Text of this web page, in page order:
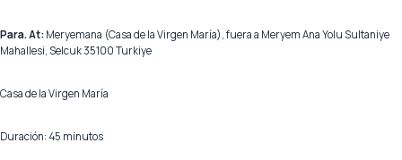
Para. At: Meryemana (Casa de la Virgen María), fuera a Meryem Ana Yolu Sultaniye
Mahallesi, Selcuk 35100 Turkiye
Casa de la Virgen María
Duración: 45 minutos